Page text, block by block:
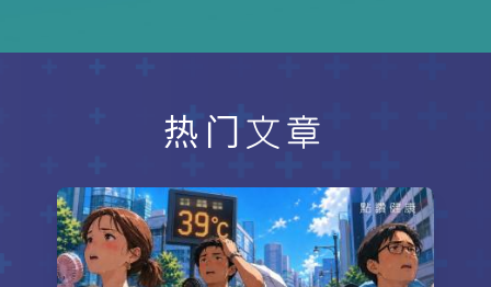
医生一再呼吁预防感染非常重要，我
解。
热门文章